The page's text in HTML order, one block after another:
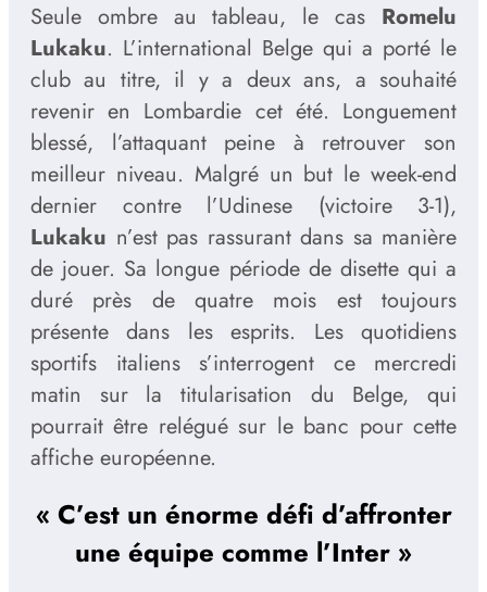
Seule ombre au tableau, le cas Romelu
Lukaku. L’international Belge qui a porté le
club au titre, il y a deux ans, a souhaité
revenir en Lombardie cet été. Longuement
blessé, l’attaquant peine à retrouver son
meilleur niveau. Malgré un but le week-end
dernier contre l’Udinese (victoire 3-1),
Lukaku n’est pas rassurant dans sa manière
de jouer. Sa longue période de disette qui a
duré près de quatre mois est toujours
présente dans les esprits. Les quotidiens
sportifs italiens s’interrogent ce mercredi
matin sur la titularisation du Belge, qui
pourrait être relégué sur le banc pour cette
affiche européenne.
« C’est un énorme défi d’affronter
une équipe comme l’Inter »